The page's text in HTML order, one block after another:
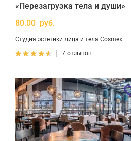
«Перезагрузка тела и души»
80.00 руб.
Студия эстетики лица и тела Cosmex
7 отзывов